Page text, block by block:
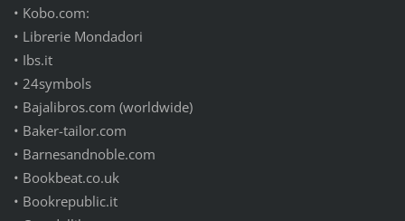
• Kobo.com:
• Librerie Mondadori
• Ibs.it
• 24symbols
• Bajalibros.com (worldwide)
• Baker-tailor.com
• Barnesandnoble.com
• Bookbeat.co.uk
• Bookrepublic.it